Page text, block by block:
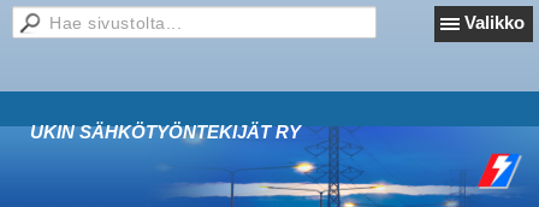
Valikko
UKIN SÄHKÖTYÖNTEKIJÄT RY